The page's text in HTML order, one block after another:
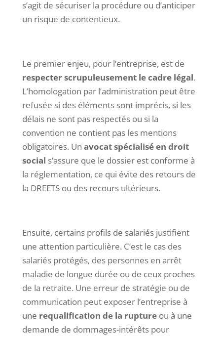
s’agit de sécuriser la procédure ou d’anticiper
un risque de contentieux.
Le premier enjeu, pour l’entreprise, est de
respecter scrupuleusement le cadre légal.
L’homologation par l’administration peut être
refusée si des éléments sont imprécis, si les
délais ne sont pas respectés ou si la
convention ne contient pas les mentions
obligatoires. Un avocat spécialisé en droit
social s’assure que le dossier est conforme à
la réglementation, ce qui évite des retours de
la DREETS ou des recours ultérieurs.
Ensuite, certains profils de salariés justifient
une attention particulière. C’est le cas des
salariés protégés, des personnes en arrêt
maladie de longue durée ou de ceux proches
de la retraite. Une erreur de stratégie ou de
communication peut exposer l’entreprise à
une requalification de la ruptureou à une
demande de dommages-intérêts pour